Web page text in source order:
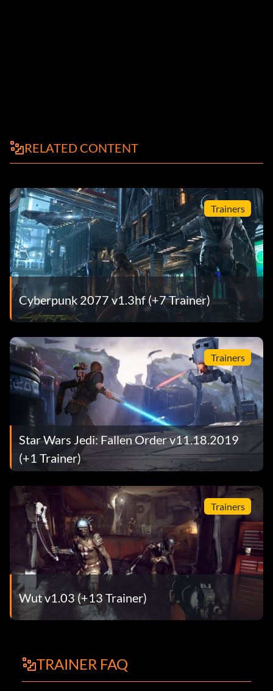
RELATED CONTENT
Trainers
Cyberpunk 2077 v1.3hf (+7 Trainer)
Trainers
Star Wars Jedi: Fallen Order v11.18.2019
(+1 Trainer)
Trainers
Wut v1.03 (+13 Trainer)
TRAINER FAQ